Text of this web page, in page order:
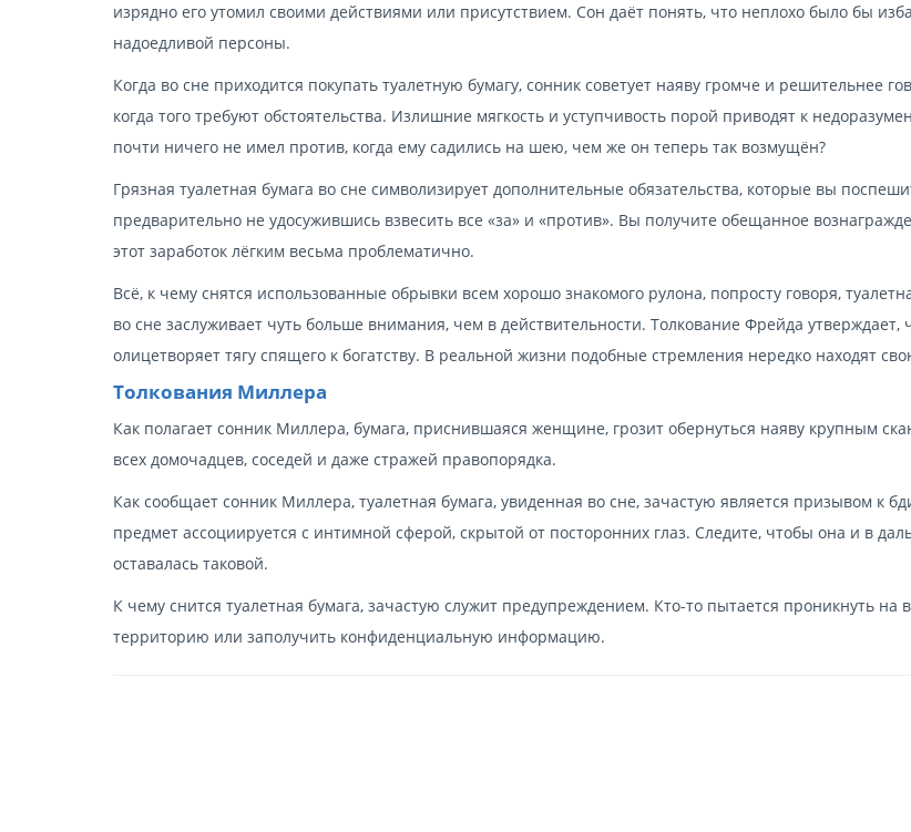
изрядно его утомил своими действиями или присутствием. Сон даёт понять, что неплохо было бы
надоедливой персоны.
Когда во сне приходится покупать туалетную бумагу, сонник советует наяву громче и решительнее
когда того требуют обстоятельства. Излишние мягкость и уступчивость порой приводят к
почти ничего не имел против, когда ему садились на шею, чем же он теперь так возмущён?
Грязная туалетная бумага во сне символизирует дополнительные обязательства, которые вы
предварительно не удосужившись взвесить все «за» и «против». Вы получите обещанное
этот заработок лёгким весьма проблематично.
Всё, к чему снятся использованные обрывки всем хорошо знакомого рулона, попросту говоря,
во сне заслуживает чуть больше внимания, чем в действительности. Толкование Фрейда утверждает,
олицетворяет тягу спящего к богатству. В реальной жизни подобные стремления нередко находят
Толкования Миллера
Как полагает сонник Миллера, бумага, приснившаяся женщине, грозит обернуться наяву крупным
всех домочадцев, соседей и даже стражей правопорядка.
Как сообщает сонник Миллера, туалетная бумага, увиденная во сне, зачастую является призывом к
предмет ассоциируется с интимной сферой, скрытой от посторонних глаз. Следите, чтобы она и в
оставалась таковой.
К чему снится туалетная бумага, зачастую служит предупреждением. Кто-то пытается проникнуть на
территорию или заполучить конфиденциальную информацию.